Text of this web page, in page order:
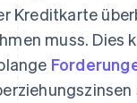
Kreditkarte
muss. Dies